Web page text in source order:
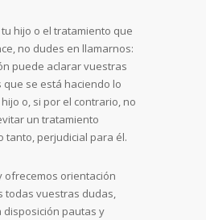
hijo o el tratamiento que
no dudes en llamarnos:
puede aclarar vuestras
se está haciendo lo
o, si por el contrario, no
un tratamiento
tanto, perjudicial para él.
ofrecemos orientación
todas vuestras dudas,
pautas y